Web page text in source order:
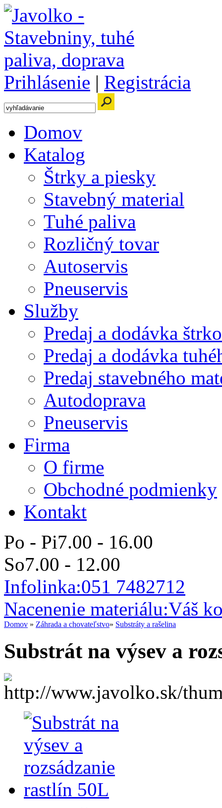
Prihlásenie | Registrácia
Domov
Katalog
Štrky a piesky
Stavebný material
Tuhé paliva
Rozličný tovar
Autoservis
Pneuservis
Služby
Predaj a dodávka
Predaj a dodávka
Predaj stavebného
Autodoprava
Pneuservis
Firma
O firme
Obchodné podmienky
Kontakt
Po - Pi7.00 - 16.00
So7.00 - 12.00
Infolinka:051 7482712
Nacenenie materiálu:Váš
Domov » Záhrada a chovateľstvo» Substráty a rašelina
Substrát na výsev a